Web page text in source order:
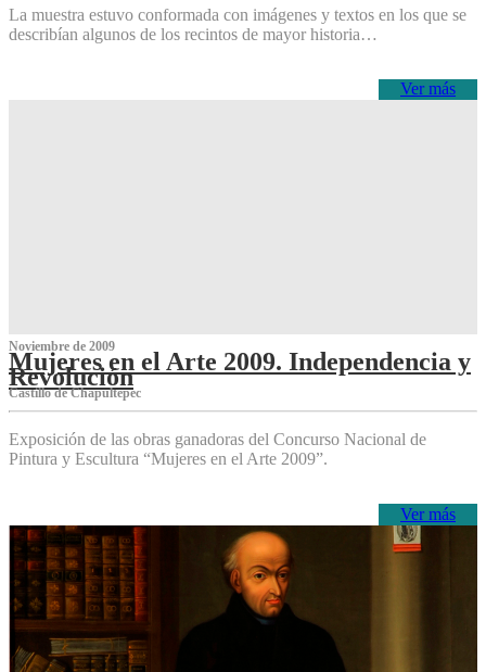
La muestra estuvo conformada con imágenes y textos en los que se
describían algunos de los recintos de mayor historia…
Ver más
Noviembre de 2009
Mujeres en el Arte 2009. Independencia y
Revolución
Castillo de Chapultepec
Exposición de las obras ganadoras del Concurso Nacional de
Pintura y Escultura “Mujeres en el Arte 2009”.
Ver más